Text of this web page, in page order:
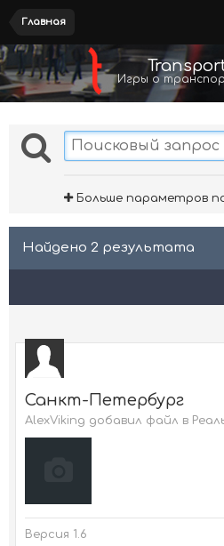
Главная
Игры о
Больше параметров
Найдено 2 результата
Санкт-Петербург
AlexViking добавил файл в
Версия 1.6